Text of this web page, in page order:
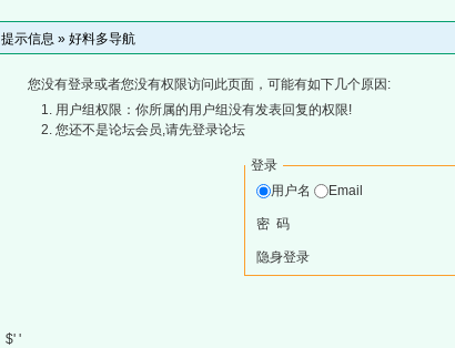
提示信息 » 好料多导航
您没有登录或者您没有权限访问此页面，可能有如下几个原因:
用户组权限：你所属的用户组没有发表回复的权限!
您还不是论坛会员,请先登录论坛
登录
用户名
Email
密 码
隐身登录
$' '